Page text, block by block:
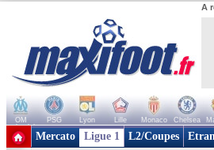
A
OM PSG Lyon Lille Monaco Chelsea
+ de clubs
Mercato Ligue 1 L2/Coupes